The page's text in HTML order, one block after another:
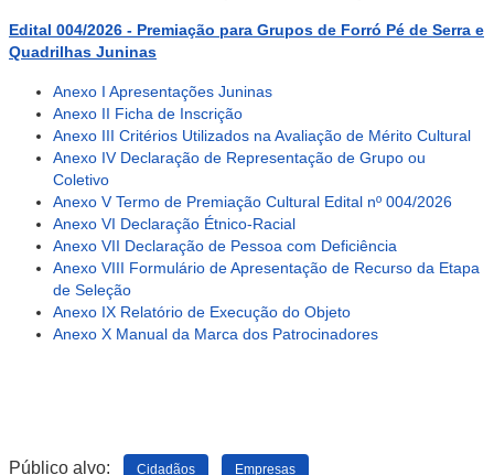
Edital 004/2026 - Premiação para Grupos de Forró Pé de Serra e
Quadrilhas Juninas
Anexo I Apresentações Juninas
Anexo II Ficha de Inscrição
Anexo III Critérios Utilizados na Avaliação de Mérito Cultural
Anexo IV Declaração de Representação de Grupo ou
Coletivo
Anexo V Termo de Premiação Cultural Edital nº 004/2026
Anexo VI Declaração Étnico-Racial
Anexo VII Declaração de Pessoa com Deficiência
Anexo VIII Formulário de Apresentação de Recurso da Etapa
de Seleção
Anexo IX Relatório de Execução do Objeto
Anexo X Manual da Marca dos Patrocinadores
Público alvo: Cidadãos Empresas